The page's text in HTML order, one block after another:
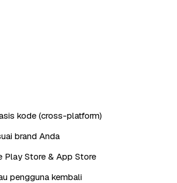
kode (cross-platform)
brand Anda
Play Store & App Store
pengguna kembali